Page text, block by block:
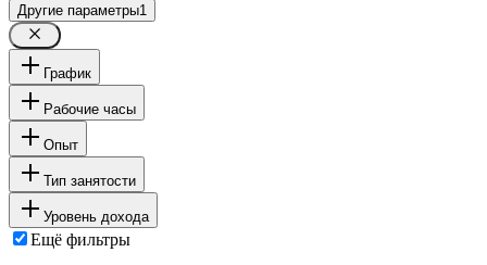
Другие параметры1
График
Рабочие часы
Опыт
Тип занятости
Уровень дохода
Ещё фильтры